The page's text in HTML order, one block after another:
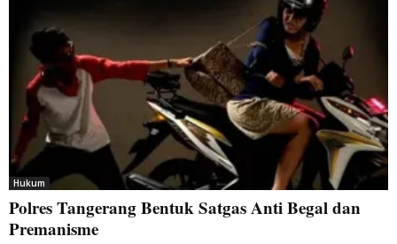
Hukum
Polres Tangerang Bentuk Satgas Anti Begal dan
Premanisme